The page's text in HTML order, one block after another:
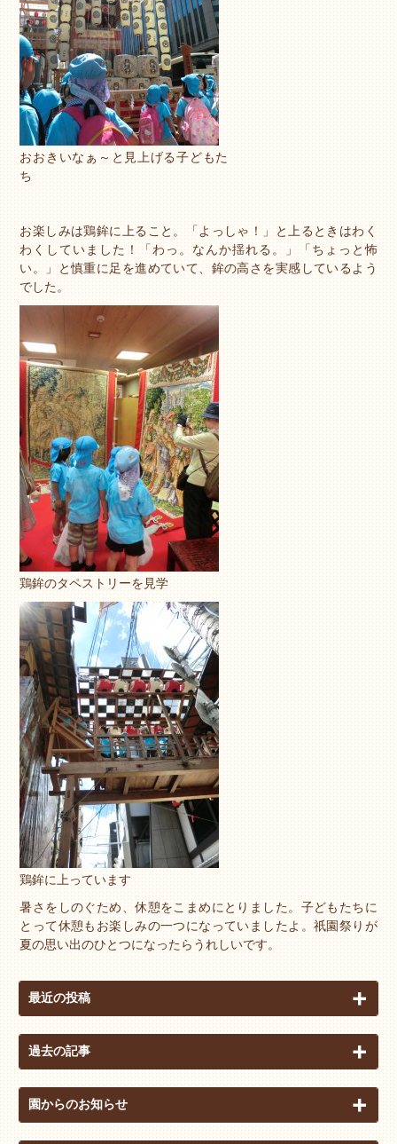
おおきいなぁ～と見上げる子どもた
ち
お楽しみは鶏鉾に上ること。「よっしゃ！」と上るときはわく
わくしていました！「わっ。なんか揺れる。」「ちょっと怖
い。」と慎重に足を進めていて、鉾の高さを実感しているよう
でした。
鶏鉾のタペストリーを見学
鶏鉾に上っています
暑さをしのぐため、休憩をこまめにとりました。子どもたちに
とって休憩もお楽しみの一つになっていましたよ。祇園祭りが
夏の思い出のひとつになったらうれしいです。
最近の投稿
過去の記事
園からのお知らせ